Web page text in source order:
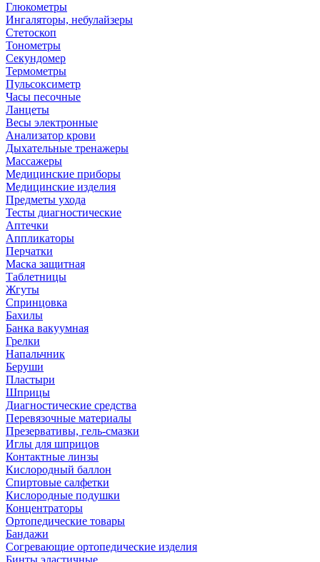
Глюкометры
Ингаляторы, небулайзеры
Стетоскоп
Тонометры
Секундомер
Термометры
Пульсоксиметр
Часы песочные
Ланцеты
Весы электронные
Анализатор крови
Дыхательные тренажеры
Массажеры
Медицинские приборы
Медицинские изделия
Предметы ухода
Тесты диагностические
Аптечки
Аппликаторы
Перчатки
Маска защитная
Таблетницы
Жгуты
Спринцовка
Бахилы
Банка вакуумная
Грелки
Напальчник
Беруши
Пластыри
Шприцы
Диагностические средства
Перевязочные материалы
Презервативы, гель-смазки
Иглы для шприцов
Контактные линзы
Кислородный баллон
Спиртовые салфетки
Кислородные подушки
Концентраторы
Ортопедические товары
Бандажи
Согревающие ортопедические изделия
Бинты эластичные